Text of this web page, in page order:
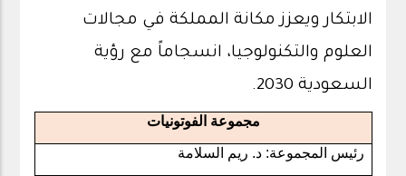
الابتكار ويعزز مكانة المملكة في مجالات
العلوم والتكنولوجيا، انسجاماً مع رؤية
السعودية 2030.
مجموعة الفوتونيات
رئيس المجموعة: د. ريم السلامة